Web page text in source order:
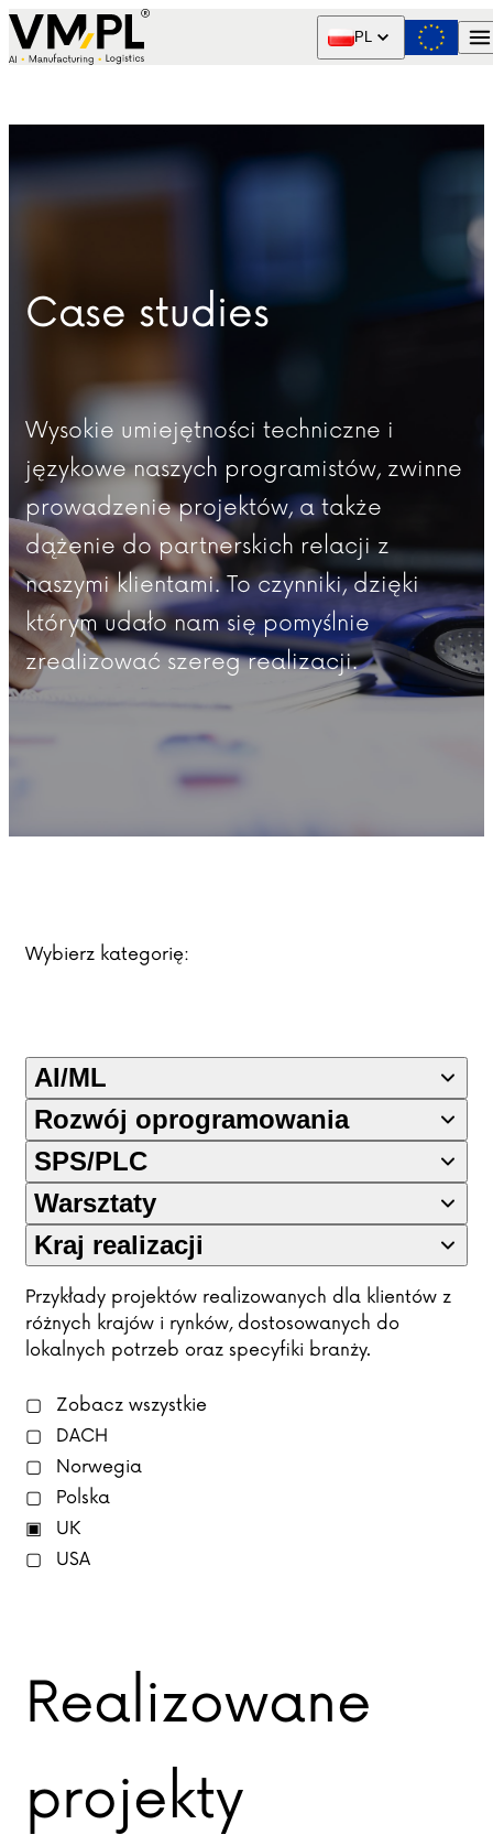
Skip to content
PL
Case studies
Wysokie umiejętności techniczne i
językowe naszych programistów, zwinne
prowadzenie projektów, a także
dążenie do partnerskich relacji z
naszymi klientami. To czynniki, dzięki
którym udało nam się pomyślnie
zrealizować szereg realizacji.
Wybierz kategorię:
AI/ML
Rozwój oprogramowania
SPS/PLC
Warsztaty
Kraj realizacji
Przykłady projektów realizowanych dla klientów z
różnych krajów i rynków, dostosowanych do
lokalnych potrzeb oraz specyfiki branży.
Zobacz wszystkie
DACH
Norwegia
Polska
UK
USA
Realizowane
projekty